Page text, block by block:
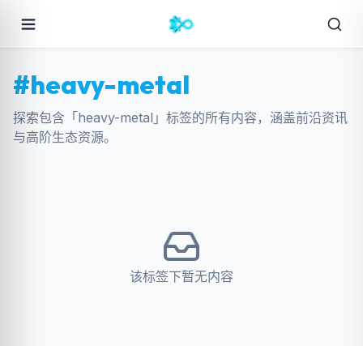
#heavy-metal
探索包含「heavy-metal」标签的所有内容，涵盖前沿资讯
与高阶生态资源。
该标签下暂无内容